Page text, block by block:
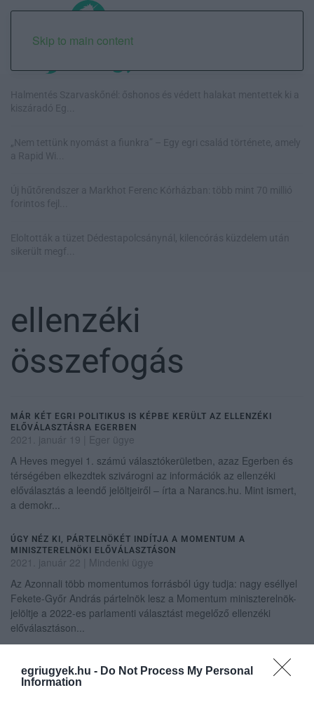
egriugyek.hu - Do Not Process My Personal
Information
Skip to main content
Halmentés Szarvaskőnél: őshonos és védett halakat mentettek ki a
kiszáradó Eg...
„Nem tettünk nyomást a fiunkra” – Egy egri család története, amely
a Rapid Wi...
Új hűtőrendszer a Markhot Ferenc Kórházban: több mint 70 millió
forintos fejl...
Eloltották a tüzet Dédestapolcsánynál, kilencórás küzdelem után
sikerült megf...
ellenzéki
összefogás
MÁR KÉT EGRI POLITIKUS IS KÉPBE KERÜLT AZ ELLENZÉKI
ELŐVÁLASZTÁSRA EGERBEN
2021. január 19
Eger ügye
A Heves megyei 1. számú választókerületben, azaz Egerben és
térségében elkezdtek szivárogni az információk az ellenzéki
előválasztás a leendő jelöltjeiről – írta a Narancs.hu. Mint ismert,
a demokr...
ÚGY NÉZ KI, PÁRTELNÖKÉT INDÍTJA A MOMENTUM A
MINISZTERELNÖKI ELŐVÁLASZTÁSON
2021. január 22
Mindenki ügye
Az Azonnali több momentumos forrásból úgy tudja: nagy eséllyel
Fekete-Győr András pártelnök lesz a Momentum miniszterelnök-
jelöltje a 2022-es parlamenti választást megelőző ellenzéki
előválasztáson...
ELŐVÁLASZTÁSRA: VOLT KÉPVISELŐT INDÍTANAK A KÉT
BALOLDALI JELÖLT ELLEN